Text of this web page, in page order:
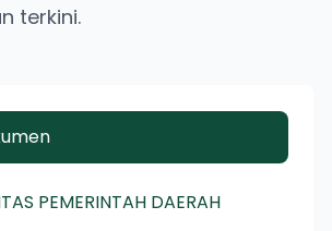
terkini.
PEMERINTAH DAERAH